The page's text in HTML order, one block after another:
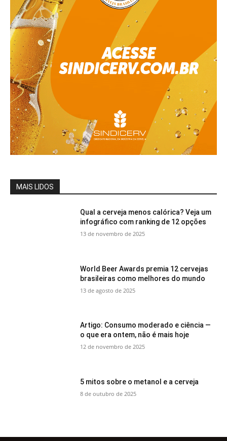
MAIS LIDOS
Qual a cerveja menos calórica? Veja um
infográfico com ranking de 12 opções
13 de novembro de 2025
World Beer Awards premia 12 cervejas
brasileiras como melhores do mundo
13 de agosto de 2025
Artigo: Consumo moderado e ciência —
o que era ontem, não é mais hoje
12 de novembro de 2025
5 mitos sobre o metanol e a cerveja
8 de outubro de 2025